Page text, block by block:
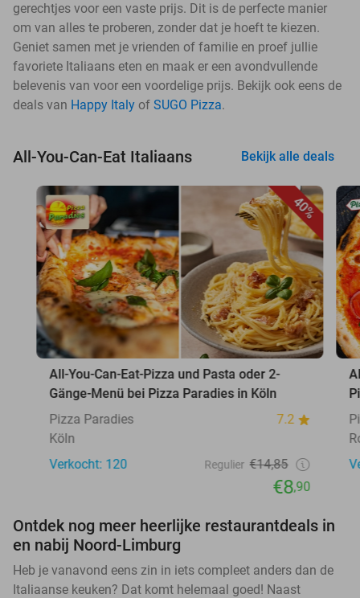
gerechtjes voor een vaste prijs. Dit is de perfecte manier
om van alles te proberen, zonder dat je hoeft te kiezen.
Geniet samen met je vrienden of familie en proef jullie
favoriete Italiaans eten en maak er een avondvullende
belevenis van voor een voordelige prijs. Bekijk ook eens de
deals van Happy Italy of SUGO Pizza.
All-You-Can-Eat Italiaans Bekijk alle deals
40%
All-You-Can-Eat-Pizza und Pasta oder 2-
Gänge-Menü bei Pizza Paradies in Köln
Pizza Paradies
7.2
Köln
Verkocht: 120
Regulier €14,85
€8,90
Ontdek nog meer heerlijke restaurantdeals in
en nabij Noord-Limburg
Heb je vanavond eens zin in iets compleet anders dan de
Italiaanse keuken? Dat komt helemaal goed! Naast